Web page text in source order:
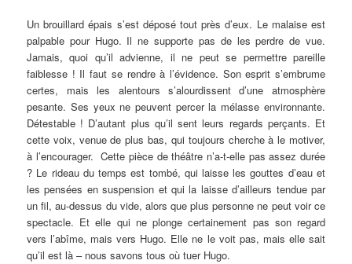
Un brouillard épais s’est déposé tout près d’eux. Le malaise est
palpable pour Hugo. Il ne supporte pas de les perdre de vue.
Jamais, quoi qu’il advienne, il ne peut se permettre pareille
faiblesse ! Il faut se rendre à l’évidence. Son esprit s’embrume
certes, mais les alentours s’alourdissent d’une atmosphère
pesante. Ses yeux ne peuvent percer la mélasse environnante.
Détestable ! D’autant plus qu’il sent leurs regards perçants. Et
cette voix, venue de plus bas, qui toujours cherche à le motiver,
à l’encourager. Cette pièce de théâtre n’a-t-elle pas assez durée
? Le rideau du temps est tombé, qui laisse les gouttes d’eau et
les pensées en suspension et qui la laisse d’ailleurs tendue par
un fil, au-dessus du vide, alors que plus personne ne peut voir ce
spectacle. Et elle qui ne plonge certainement pas son regard
vers l’abîme, mais vers Hugo. Elle ne le voit pas, mais elle sait
qu’il est là – nous savons tous où tuer Hugo.